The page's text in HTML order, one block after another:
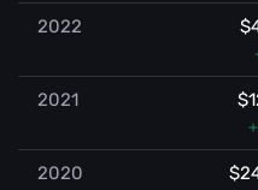
2022
2021
2020